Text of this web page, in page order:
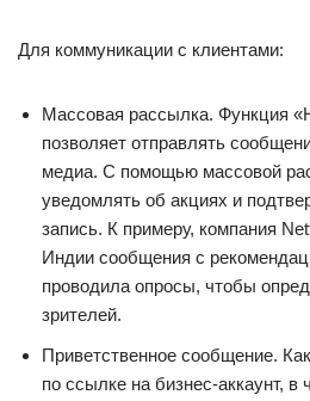
Для коммуникации с клиентами:
Массовая рассылка. Функция
позволяет отправлять
медиа. С помощью массовой
уведомлять об акциях и
запись. К примеру, компания
Индии сообщения с
проводила опросы, чтобы
зрителей.
Приветственное сообщение.
по ссылке на бизнес-аккаунт, в